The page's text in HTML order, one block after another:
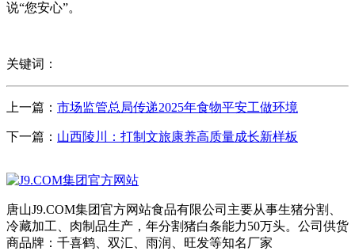
说“您安心”。
关键词：
上一篇： 市场监管总局传递2025年食物平安工做环境
下一篇： 山西陵川：打制文旅康养高质量成长新样板
唐山J9.COM集团官方网站食品有限公司主要从事生猪分割、
冷藏加工、肉制品生产，年分割猪白条能力50万头。公司供货
商品牌：千喜鹤、双汇、雨润、旺发等知名厂家